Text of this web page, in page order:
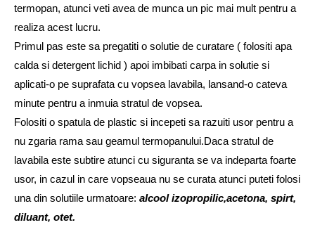
termopan, atunci veti avea de munca un pic mai mult pentru a
realiza acest lucru.
Primul pas este sa pregatiti o solutie de curatare ( folositi apa
calda si detergent lichid ) apoi imbibati carpa in solutie si
aplicati-o pe suprafata cu vopsea lavabila, lansand-o cateva
minute pentru a inmuia stratul de vopsea.
Folositi o spatula de plastic si incepeti sa razuiti usor pentru a
nu zgaria rama sau geamul termopanului.Daca stratul de
lavabila este subtire atunci cu siguranta se va indeparta foarte
usor, in cazul in care vopseaua nu se curata atunci puteti folosi
una din solutiile urmatoare: alcool izopropilic,acetona, spirt,
diluant, otet.